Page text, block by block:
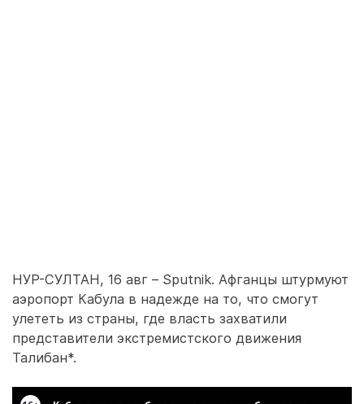
НУР-СУЛТАН, 16 авг – Sputnik. Афганцы штурмуют
аэропорт Кабула в надежде на то, что смогут
улететь из страны, где власть захватили
представители экстремистского движения
Талибан*.